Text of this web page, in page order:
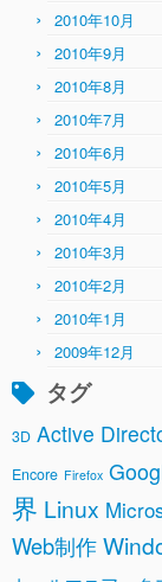
2010年10月
2010年9月
2010年8月
2010年7月
2010年6月
2010年5月
2010年4月
2010年3月
2010年2月
2010年1月
2009年12月
タグ
3D Active
Encore Firefox
界 Linux
Web制作